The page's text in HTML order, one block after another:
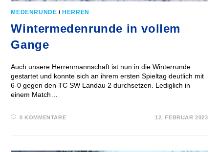
MEDENRUNDE / HERREN
Wintermedenrunde in vollem
Gange
Auch unsere Herrenmannschaft ist nun in die Winterrunde
gestartet und konnte sich an ihrem ersten Spieltag deutlich mit
6-0 gegen den TC SW Landau 2 durchsetzen. Lediglich in
einem Match…
0 KOMMENTARE 12. FEBRUAR 2023